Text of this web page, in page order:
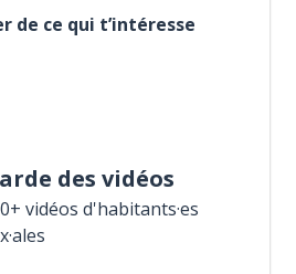
de ce qui t’intéresse
des vidéos
vidéos d'habitants·es